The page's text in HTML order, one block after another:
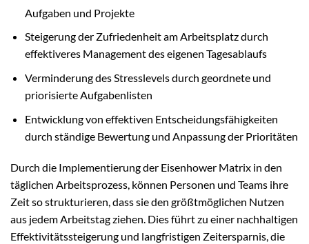
Aufgaben und Projekte
Steigerung der Zufriedenheit am Arbeitsplatz durch
effektiveres Management des eigenen Tagesablaufs
Verminderung des Stresslevels durch geordnete und
priorisierte Aufgabenlisten
Entwicklung von effektiven Entscheidungsfähigkeiten
durch ständige Bewertung und Anpassung der Prioritäten
Durch die Implementierung der Eisenhower Matrix in den
täglichen Arbeitsprozess, können Personen und Teams ihre
Zeit so strukturieren, dass sie den größtmöglichen Nutzen
aus jedem Arbeitstag ziehen. Dies führt zu einer nachhaltigen
Effektivitätssteigerung und langfristigen Zeitersparnis, die